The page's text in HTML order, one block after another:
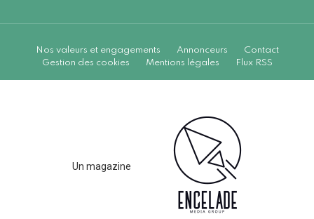
Nos valeurs et engagements Annonceurs
Contact
Gestion des cookies
Mentions légales Flux RSS
Un magazine